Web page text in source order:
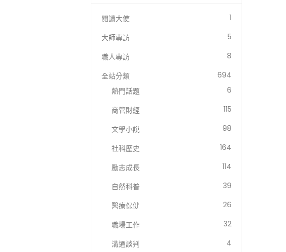
閱讀大使
1
大師專訪
5
職人專訪
8
全站分類
694
熱門話題
6
商管財經
115
文學小說
98
社科歷史
164
勵志成長
114
自然科普
39
醫療保健
26
職場工作
32
溝通談判
4